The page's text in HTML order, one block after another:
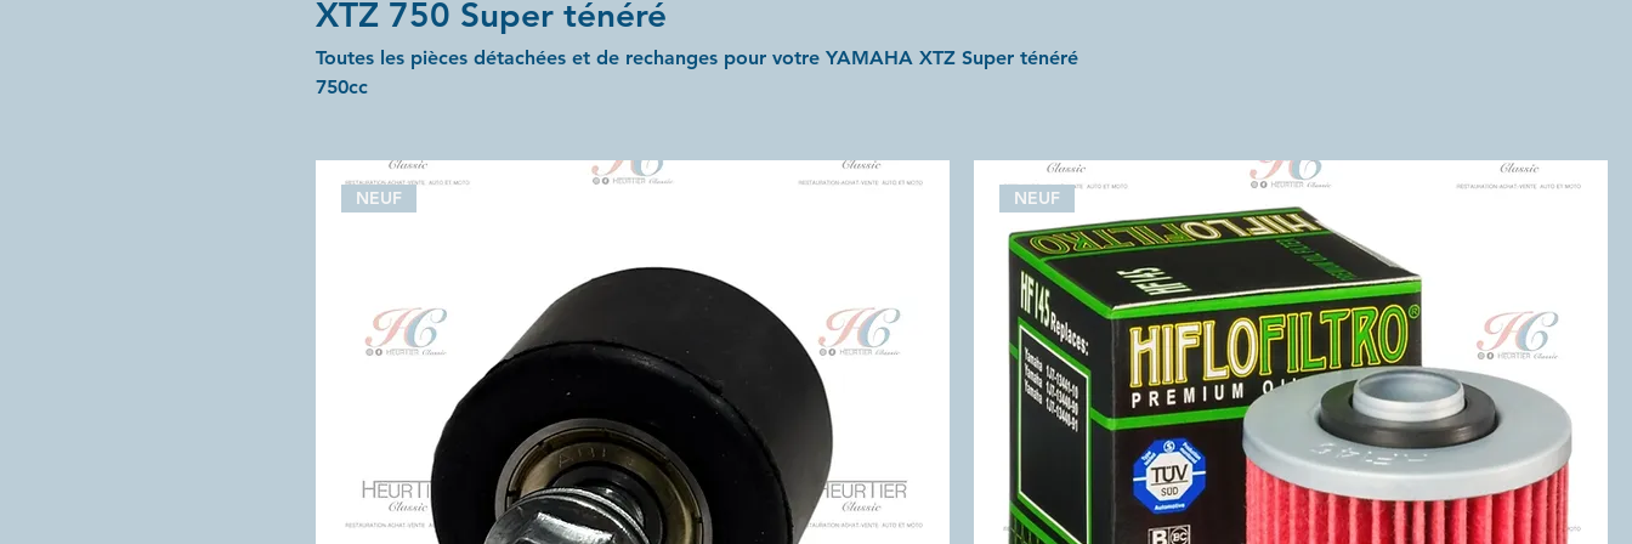
XTZ 750 Super ténéré
Toutes les pièces détachées et de rechanges pour votre YAMAHA XTZ Super ténéré
750cc
NEUF NEUF